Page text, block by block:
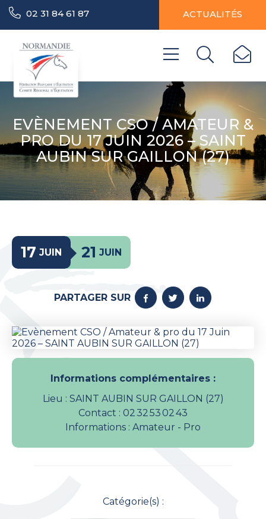
02 31 84 61 87 ACTUALITÉS
EVÈNEMENT CSO / AMATEUR &
PRO DU 17 JUIN 2026 – SAINT
AUBIN SUR GAILLON (27)
17 JUIN 21 JUIN
PARTAGER SUR
Informations complémentaires :
Lieu : SAINT AUBIN SUR GAILLON (27)
Contact : 02 32 53 02 43
Informations : Amateur - Pro
Catégorie(s) :